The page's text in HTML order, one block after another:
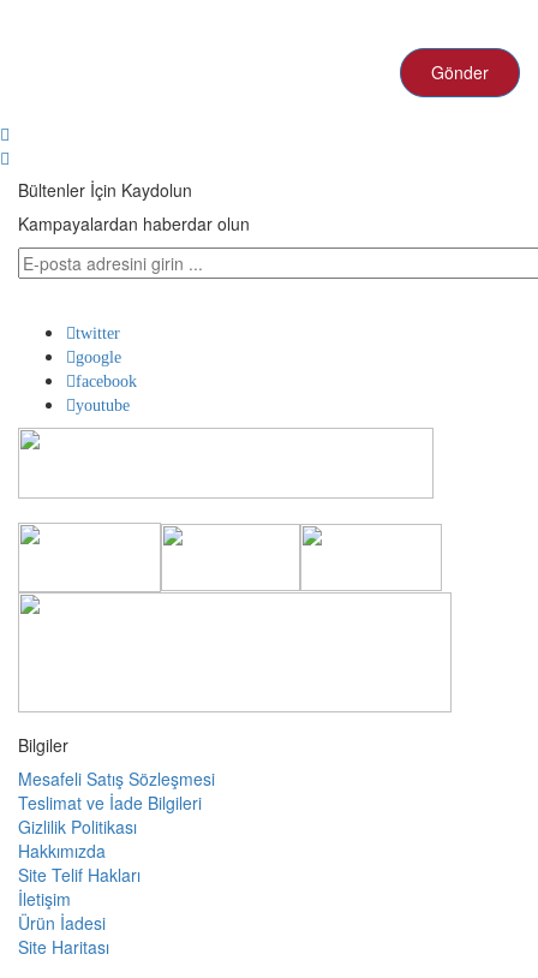
Gönder
Bültenler İçin Kaydolun
Kampayalardan haberdar olun
twitter
google
facebook
youtube
Bilgiler
Mesafeli Satış Sözleşmesi
Teslimat ve İade Bilgileri
Gizlilik Politikası
Hakkımızda
Site Telif Hakları
İletişim
Ürün İadesi
Site Haritası